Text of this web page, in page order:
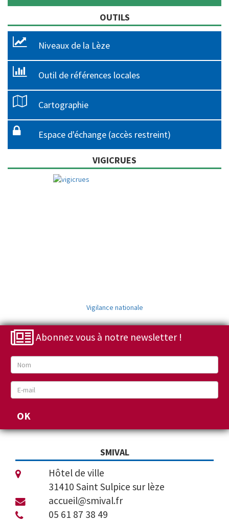
OUTILS
Niveaux de la Lèze
Outil de références locales
Cartographie
Espace d'échange (accès restreint)
VIGICRUES
Vigilance nationale
Abonnez vous à notre newsletter !
SMIVAL
Hôtel de ville
31410 Saint Sulpice sur lèze
accueil@smival.fr
05 61 87 38 49